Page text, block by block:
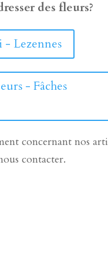
des fleurs?
- Lezennes
- Fâches
concernant nos
contacter.